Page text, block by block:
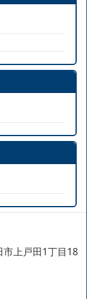
上戸田1丁目18